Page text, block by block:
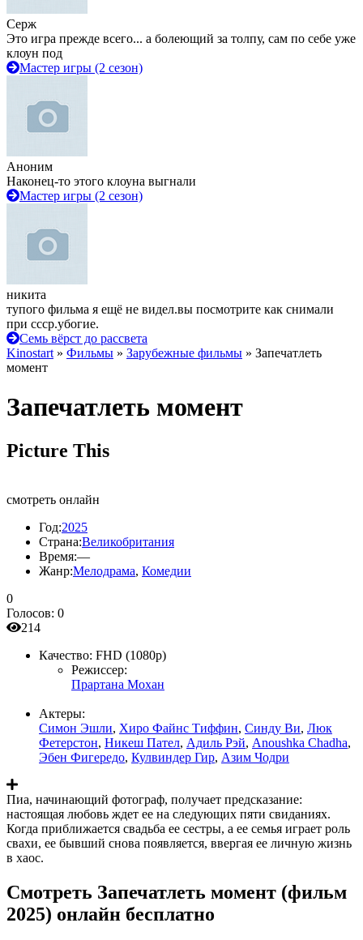
Серж
Это игра прежде всего... а болеющий за толпу, сам по себе уже
клоун под
Мастер игры (2 сезон)
Аноним
Наконец-то этого клоуна выгнали
Мастер игры (2 сезон)
никита
тупого фильма я ещё не видел.вы посмотрите как снимали
при ссср.убогие.
Семь вёрст до рассвета
Kinostart » Фильмы » Зарубежные фильмы » Запечатлеть
момент
Запечатлеть момент
Picture This
смотреть онлайн
Год:2025
Страна:Великобритания
Время:—
Жанр:Мелодрама, Комедии
0
Голосов: 0
214
Качество: FHD (1080p)
Режиссер:
Прартана Мохан
Актеры:
Симон Эшли, Хиро Файнс Тиффин, Синду Ви, Люк
Фетерстон, Никеш Пател, Адиль Рэй, Anoushka Chadha,
Эбен Фигередо, Кулвиндер Гир, Азим Чодри
Пиа, начинающий фотограф, получает предсказание:
настоящая любовь ждет ее на следующих пяти свиданиях.
Когда приближается свадьба ее сестры, а ее семья играет роль
свахи, ее бывший снова появляется, ввергая ее личную жизнь
в хаос.
Смотреть Запечатлеть момент (фильм
2025) онлайн бесплатно